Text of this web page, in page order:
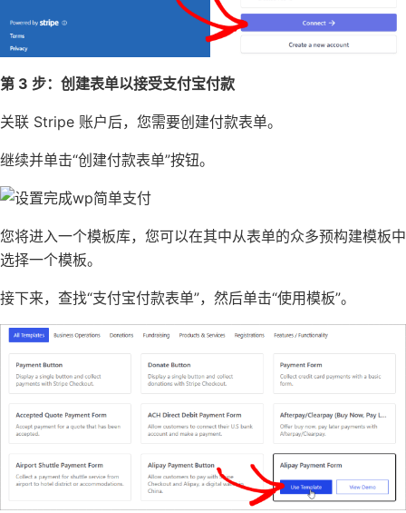
第 3 步：创建表单以接受支付宝付款
关联 Stripe 账户后，您需要创建付款表单。
继续并单击“创建付款表单”按钮。
您将进入一个模板库，您可以在其中从表单的众多预构建模板中
选择一个模板。
接下来，查找“支付宝付款表单”，然后单击“使用模板”。